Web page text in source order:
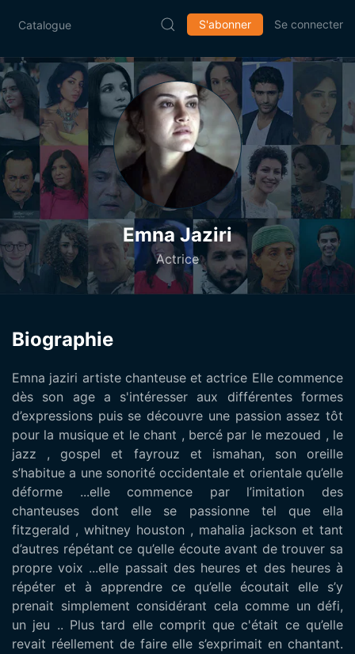
Catalogue S'abonner Se connecter
Emna Jaziri
Actrice
Biographie
Emna jaziri artiste chanteuse et actrice Elle commence
dès son age a s'intéresser aux différentes formes
d’expressions puis se découvre une passion assez tôt
pour la musique et le chant , bercé par le mezoued , le
jazz , gospel et fayrouz et ismahan, son oreille
s’habitue a une sonorité occidentale et orientale qu’elle
déforme ...elle commence par l’imitation des
chanteuses dont elle se passionne tel que ella
fitzgerald , whitney houston , mahalia jackson et tant
d’autres répétant ce qu’elle écoute avant de trouver sa
propre voix ...elle passait des heures et des heures à
répéter et à apprendre ce qu’elle écoutait elle s’y
prenait simplement considérant cela comme un défi,
un jeu .. Plus tard elle comprit que c'était ce qu’elle
revait réellement de faire elle s’exprimait en chantant.